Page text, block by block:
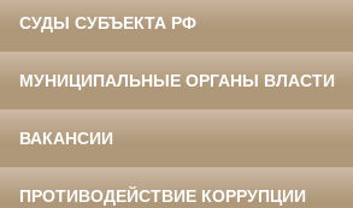
СУДЫ СУБЪЕКТА РФ
МУНИЦИПАЛЬНЫЕ ОРГАНЫ ВЛАСТИ
ВАКАНСИИ
ПРОТИВОДЕЙСТВИЕ КОРРУПЦИИ